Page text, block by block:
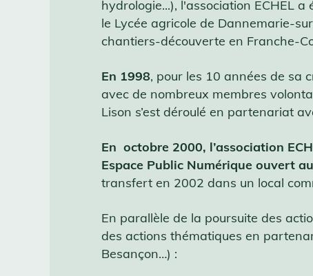
hydrologie...), l'association ECHEL
le Lycée agricole de Dannemarie-
chantiers-découverte en Franche-
En 1998, pour les 10 années de sa
avec de nombreux membres
Lison s’est déroulé en partenariat
En octobre 2000, l’association
Espace Public Numérique ouvert
transfert en 2002 dans un local
En parallèle de la poursuite des
des actions thématiques en
Besançon…) :